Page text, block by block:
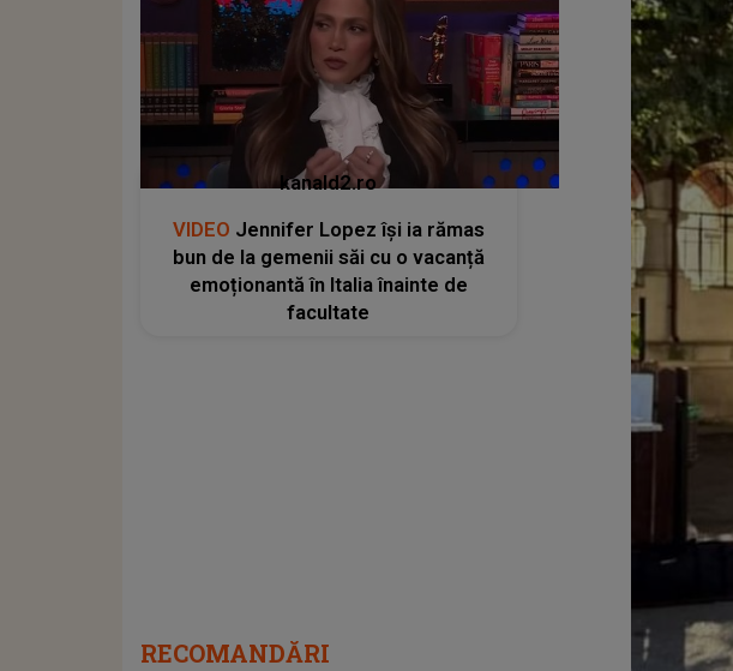
kanald2.ro
VIDEO Jennifer Lopez își ia rămas
bun de la gemenii săi cu o vacanță
emoționantă în Italia înainte de
facultate
RECOMANDĂRI